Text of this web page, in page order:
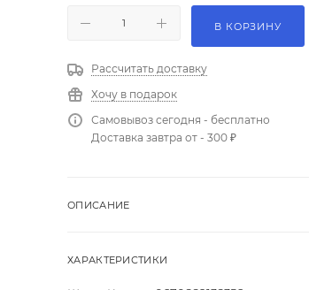
В КОРЗИНУ
Рассчитать доставку
Хочу в подарок
Самовывоз сегодня - бесплатно
Доставка завтра от - 300 ₽
ОПИСАНИЕ
ХАРАКТЕРИСТИКИ